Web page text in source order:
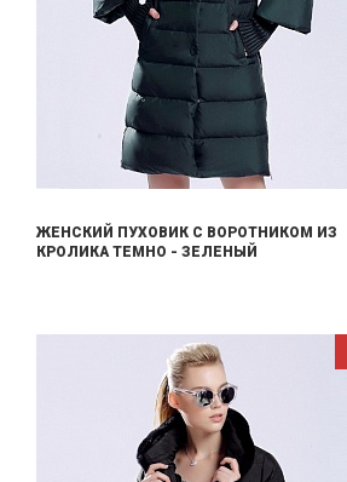
ЖЕНСКИЙ ПУХОВИК С ВОРОТНИКОМ ИЗ
КРОЛИКА ТЕМНО - ЗЕЛЕНЫЙ